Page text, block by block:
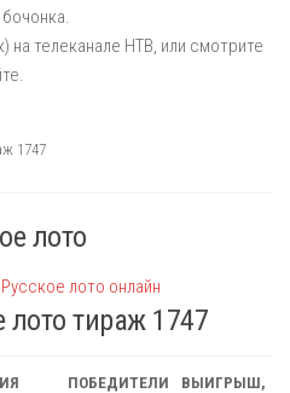
на телеканале НТВ, или смотрите
лото
лото тираж 1747
ПОБЕДИТЕЛИ
ВЫИГРЫШ,